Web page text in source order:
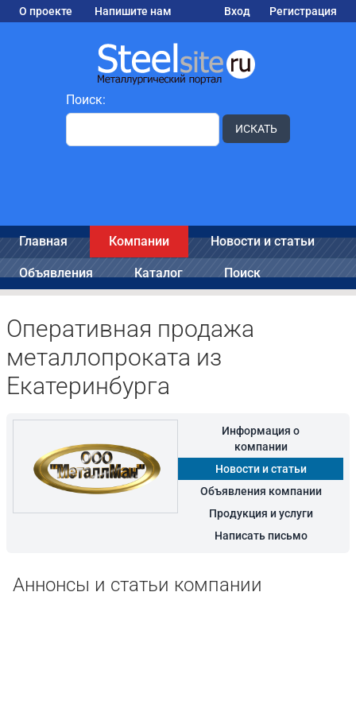
О проекте Напишите нам Вход Регистрация
Поиск:
ИСКАТЬ
Главная Компании Новости и статьи
Объявления Каталог Поиск
Оперативная продажа
металлопроката из
Екатеринбурга
Информация о
компании
Новости и статьи
Объявления компании
Продукция и услуги
Написать письмо
Аннонсы и статьи компании